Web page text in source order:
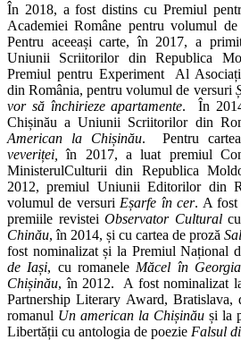
În 2018, a fost distins cu Premiul
Academiei Române pentru volumul
Pentru aceeași carte, în 2017, a
Uniunii Scriitorilor din Republica
Premiul pentru Experiment Al
din România, pentru volumul de versuri
vor să închirieze apartamente. În
Chișinău a Uniunii Scriitorilor din
American la Chișinău. Pentru
veveriței,în 2017, a luat premiul
MinisterulCulturii din Republica
2012, premiul Uniunii Editorilor din
volumul de versuri Eșarfe în cer. A fost
premiile revistei Observator Culturalcu
Chinău, în 2014, și cu cartea de proză
fost nominalizat și la Premiul Național
de Iași, cu romanele Măcel în Georgia
Chișinău, în 2012. A fost nominalizat
Partnership Literary Award,
romanul Un american la Chișinău și la
Libertății cu antologia de poezie Falsul